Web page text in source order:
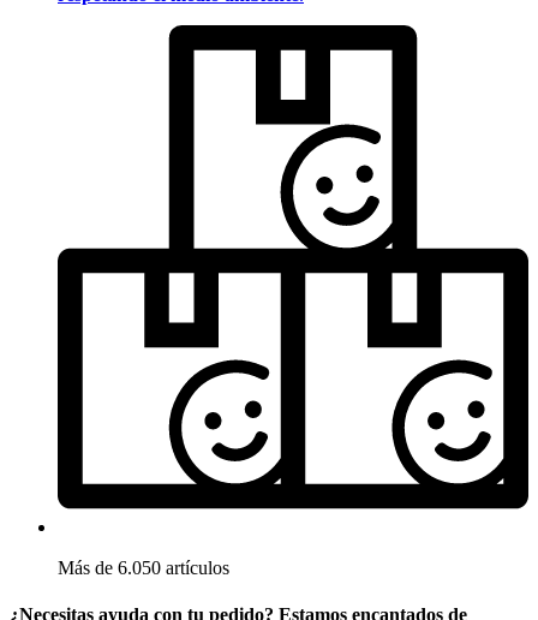
Más de 6.050 artículos
¿Necesitas ayuda con tu pedido? Estamos encantados de